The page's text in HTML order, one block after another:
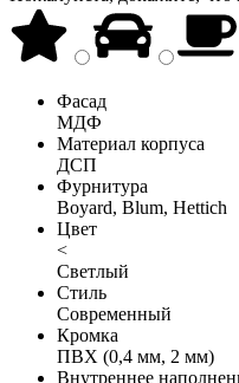
Фасад
МДФ
Материал корпуса
ДСП
Фурнитура
Boyard, Blum, Hettich
Цвет
<
Светлый
Стиль
Современный
Кромка
ПВХ (0,4 мм, 2 мм)
Внутреннее